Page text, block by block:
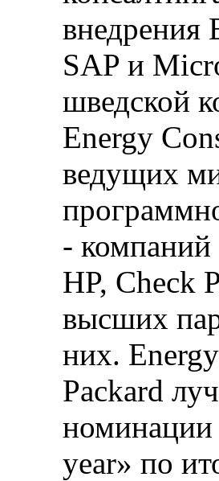
внедрения
SAP и
шведской
Energy
ведущих
-
HP, Check
высших
них.
Packard
номинации
year» по